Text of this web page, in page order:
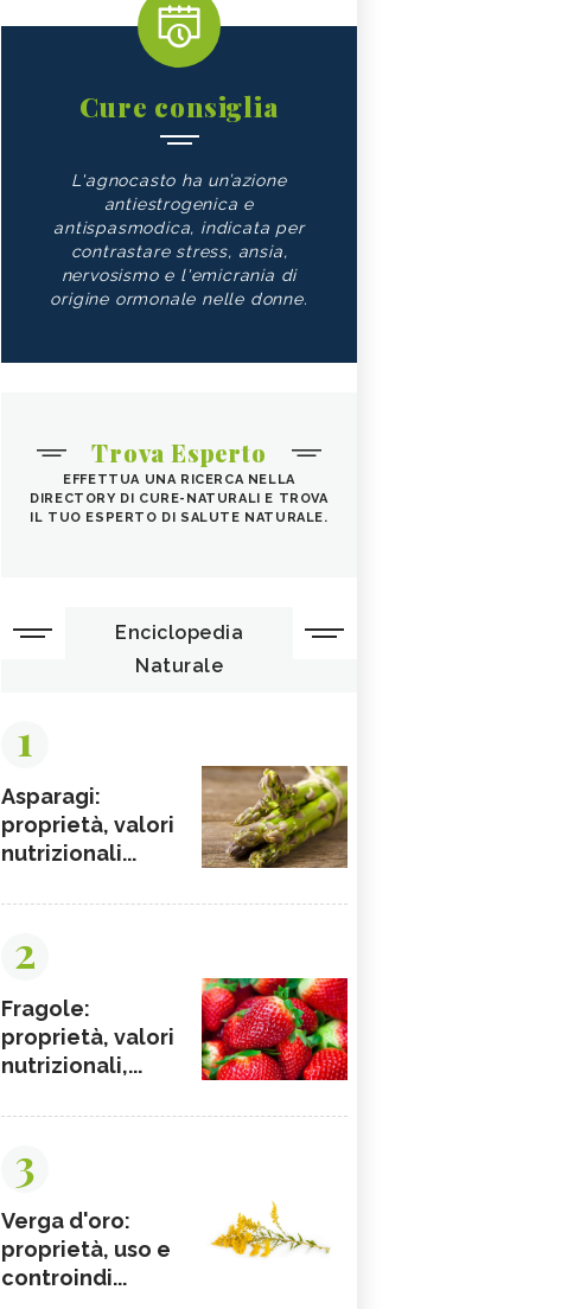
Cure consiglia
L'agnocasto ha un’azione
antiestrogenica e
antispasmodica, indicata per
contrastare stress, ansia,
nervosismo e l'emicrania di
origine ormonale nelle donne.
Trova Esperto
EFFETTUA UNA RICERCA NELLA
DIRECTORY DI CURE-NATURALI E TROVA
IL TUO ESPERTO DI SALUTE NATURALE.
Enciclopedia
Naturale
1
Asparagi:
proprietà, valori
nutrizionali...
2
Fragole:
proprietà, valori
nutrizionali,...
3
Verga d'oro:
proprietà, uso e
controindi...